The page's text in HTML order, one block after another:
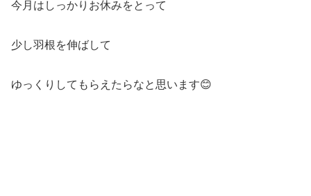
今月はしっかりお休みをとって
少し羽根を伸ばして
ゆっくりしてもらえたらなと思います😊